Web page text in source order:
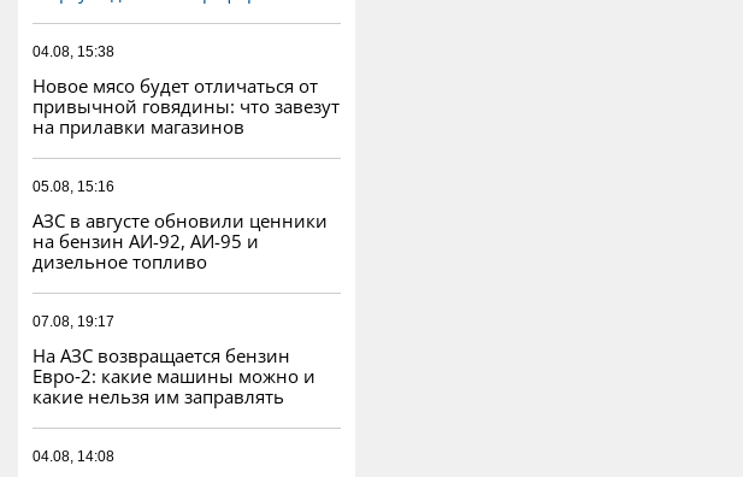
04.08, 15:38
Новое мясо будет отличаться от
привычной говядины: что завезут
на прилавки магазинов
05.08, 15:16
АЗС в августе обновили ценники
на бензин АИ-92, АИ-95 и
дизельное топливо
07.08, 19:17
На АЗС возвращается бензин
Евро‑2: какие машины можно и
какие нельзя им заправлять
04.08, 14:08